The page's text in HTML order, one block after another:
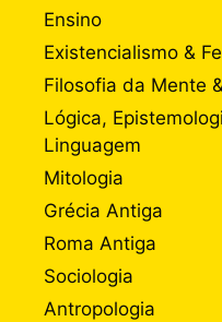
Ensino
Existencialismo &
Filosofia da Mente
Lógica,
Linguagem
Mitologia
Grécia Antiga
Roma Antiga
Sociologia
Antropologia